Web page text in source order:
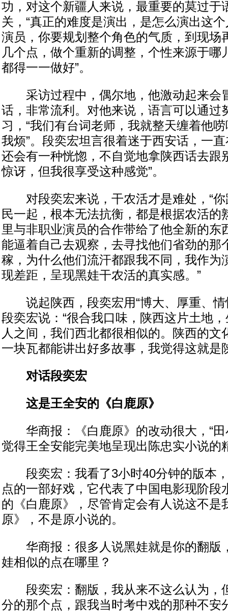
功，对这个新疆人来说，最重要的莫过于
关，“真正的难度是演出，是怎么演出这
演员，你要规划整个角色的气质，到现场
几个点，做个重新的调整，个性来源于哪
都得一一做好”。
采访过程中，偶尔地，他激动起来会
话，非常流利。对他来说，语言可以通过
习，“我们有台词老师，我就整天缠着他
我烦”。段奕宏坦言很着迷于西安话，一
还会有一种恍惚，不自觉地拿陕西话去跟
惊讶，但我很享受这种感觉”。
对段奕宏来说，干农活才是难处，“你
民一起，根本无法抗衡，都是根据农活的
里与非职业演员的合作带给了他全新的东
能逼着自己去观察，去寻找他们省劲的那
稼，为什么他们流汗都跟我不同，我作为
现差距，呈现黑娃干农活的真实感。”
说起陕西，段奕宏用“博大、厚重、情
段奕宏说：“很合我口味，陕西这片土地
人之间，我们西北都很相似的。陕西的文
一块瓦都能讲出好多故事，我觉得这就是
对话段奕宏
这是王全安的《白鹿原》
华商报：《白鹿原》的改动很大，“
觉得王全安能完美地呈现出陈忠实小说的
段奕宏：我看了3小时40分钟的版本
点的一部好戏，它代表了中国电影现阶段
的《白鹿原》，尽管肯定会有人说这不是
原》，不是原小说的。
华商报：很多人说黑娃就是你的翻版
娃相似的点在哪里？
段奕宏：翻版，我从来不这么认为，
分的那个点，跟我当时考中戏的那种不安